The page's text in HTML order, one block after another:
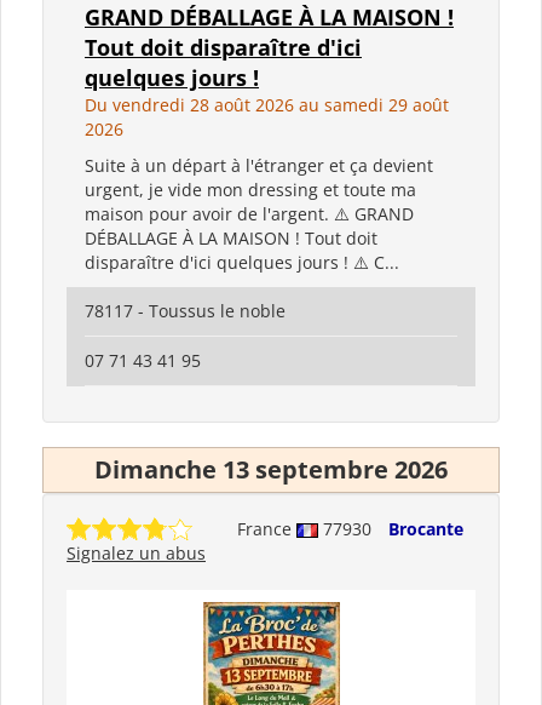
GRAND DÉBALLAGE À LA MAISON !
Tout doit disparaître d'ici
quelques jours !
Du vendredi 28 août 2026 au samedi 29 août
2026
Suite à un départ à l'étranger et ça devient
urgent, je vide mon dressing et toute ma
maison pour avoir de l'argent. ⚠️ GRAND
DÉBALLAGE À LA MAISON ! Tout doit
disparaître d'ici quelques jours ! ⚠️ C...
78117 - Toussus le noble
07 71 43 41 95
Dimanche 13 septembre 2026
France 77930
Brocante
Signalez un abus